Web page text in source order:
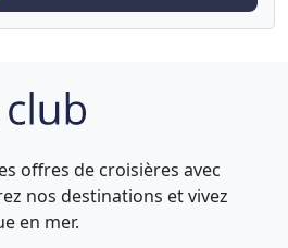
offres de croisières avec
nos destinations et vivez
en mer.